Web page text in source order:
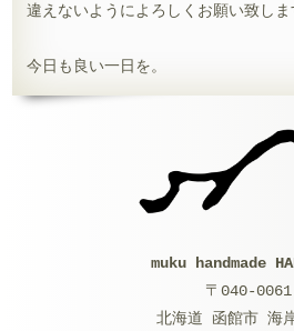
違えないようによろしくお願い致しま
今日も良い一日を。
muku handmade
〒040-0061
北海道 函館市 海